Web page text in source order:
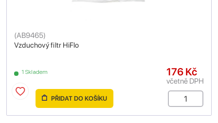
Vzduchový filtr HiFlo
(AB9465)
1 Skladem 176 Kč
včetně DPH
PŘIDAT DO KOŠÍKU